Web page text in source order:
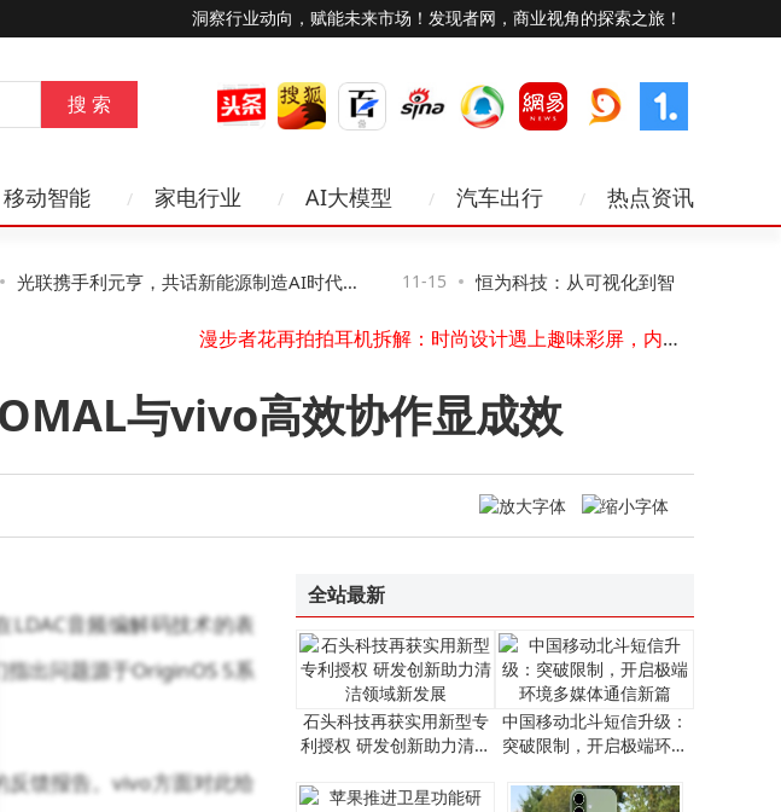
洞察行业动向，赋能未来市场！发现者网，商业视角的探索之旅！
移动智能 家电行业 AI大模型 汽车出行 热点资讯
光联携手利元亨，共话新能源制造AI时代网 11-15 恒为科技：从可视化到智算，让复杂算力
得见、管得住”
中兴携手中国移动推出移动屏，融合多技术成家庭智慧生活新枢纽
Kernelcom“智能键盘”来袭：12.5英寸超宽屏，AMD/Intel双版本可选
2025年AI智能鼠标深度体验：星火大模型赋能，它能替代哪些办公工具？
中兴AI全光智会屏亮相移动大会，以融合创新赋能多行业数字化转型
中兴携手中国移动推出移动屏，融合多技术成家庭智慧生活新枢纽
中国电信2025年云网路由交换设备集采结果揭晓
与vivo高效协作显成效
音频编解码技术的表
出问题源于OriginOS 5系
反馈报告。vivo方面对此给
全站最新
石头科技再获实用新型专
利授权 研发创新助力清洁
中国移动北斗短信升级：
突破限制，开启极端环境